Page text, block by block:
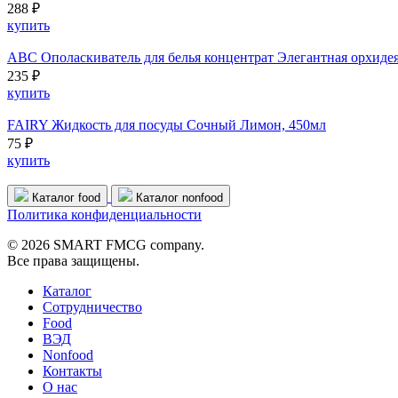
288 ₽
купить
ABC Ополаскиватель для белья концентрат Элегантная
235 ₽
купить
FAIRY Жидкость для посуды Сочный Лимон, 450мл
75 ₽
купить
Каталог food Каталог nonfood
Политика конфиденциальности
© 2026 SMART FMCG company.
Все права защищены.
Каталог
Cотрудничество
Food
ВЭД
Nonfood
Контакты
О нас